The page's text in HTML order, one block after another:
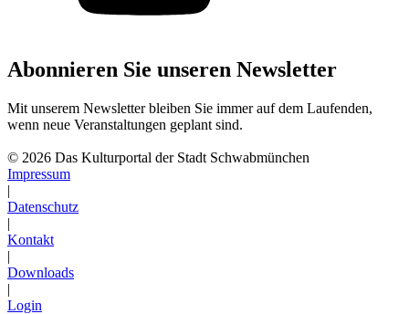
Abonnieren Sie unseren Newsletter
Mit unserem Newsletter bleiben Sie immer auf dem Laufenden,
wenn neue Veranstaltungen geplant sind.
© 2026 Das Kulturportal der Stadt Schwabmünchen
Impressum
|
Datenschutz
|
Kontakt
|
Downloads
|
Login